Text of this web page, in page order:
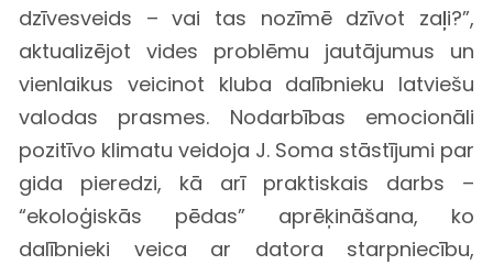
dzīvesveids – vai tas nozīmē dzīvot zaļi?”,
aktualizējot vides problēmu jautājumus un
vienlaikus veicinot kluba dalībnieku latviešu
valodas prasmes. Nodarbības emocionāli
pozitīvo klimatu veidoja J. Soma stāstījumi par
gida pieredzi, kā arī praktiskais darbs –
“ekoloģiskās pēdas” aprēķināšana, ko
dalībnieki veica ar datora starpniecību,